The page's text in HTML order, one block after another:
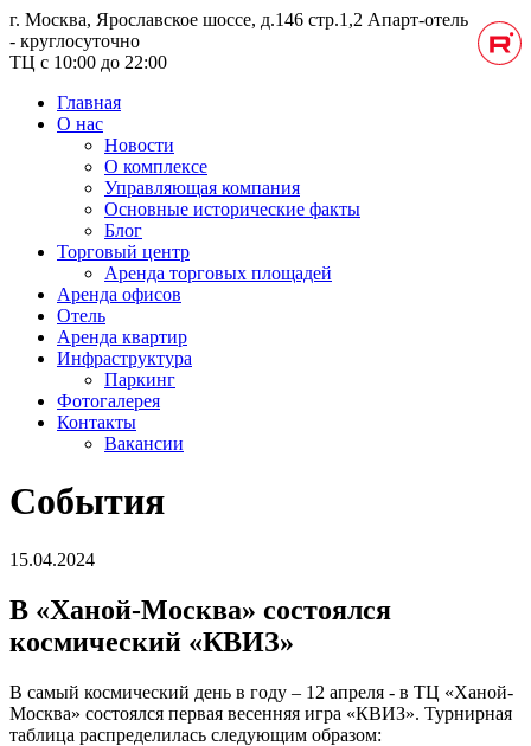
г. Москва, Ярославское шоссе, д.146 стр.1,2 Апарт-отель
- круглосуточно
ТЦ с 10:00 до 22:00
Главная
О нас
Новости
О комплексе
Управляющая компания
Основные исторические факты
Блог
Торговый центр
Аренда торговых площадей
Аренда офисов
Отель
Аренда квартир
Инфраструктура
Паркинг
Фотогалерея
Контакты
Вакансии
События
15.04.2024
В «Ханой-Москва» состоялся
космический «КВИЗ»
В самый космический день в году – 12 апреля - в ТЦ «Ханой-
Москва» состоялся первая весенняя игра «КВИЗ». Турнирная
таблица распределилась следующим образом: